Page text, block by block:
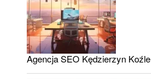
Agencja SEO Kędzierzyn Koźle